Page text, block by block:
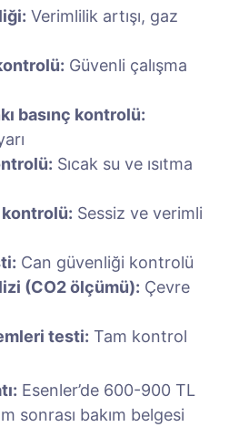
Verimlilik artışı, gaz
Güvenli çalışma
basınç kontrolü:
Sıcak su ve ısıtma
kontrolü: Sessiz ve verimli
Can güvenliği kontrolü
(CO2 ölçümü): Çevre
testi: Tam kontrol
Esenler’de 600-900 TL
sonrası bakım belgesi